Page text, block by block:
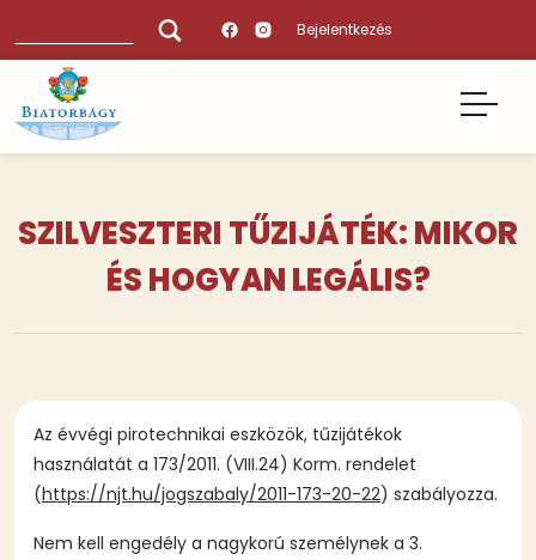
tartalomra
Bejelentkezés
SZILVESZTERI TŰZIJÁTÉK: MIKOR
ÉS HOGYAN LEGÁLIS?
Az évvégi pirotechnikai eszközök, tűzijátékok
használatát a 173/2011. (VIII.24) Korm. rendelet
(https://njt.hu/jogszabaly/2011-173-20-22) szabályozza.
Nem kell engedély a nagykorú személynek a 3.